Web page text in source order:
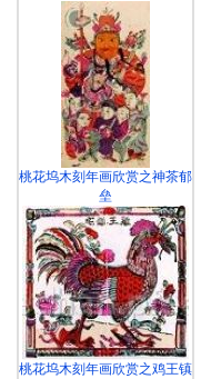
桃花坞木刻年画欣赏之神茶郁
垒
桃花坞木刻年画欣赏之鸡王镇